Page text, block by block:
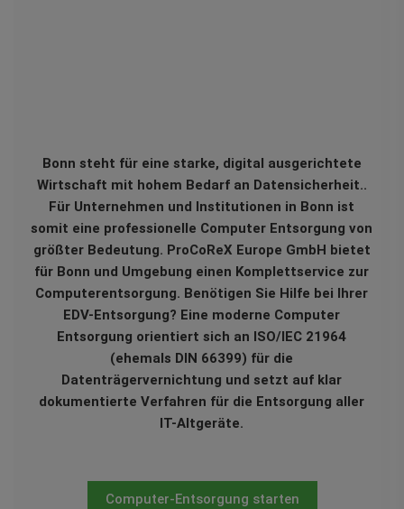
Bonn steht für eine starke, digital ausgerichtete
Wirtschaft mit hohem Bedarf an Datensicherheit..
Für Unternehmen und Institutionen in Bonn ist
somit eine professionelle Computer Entsorgung von
größter Bedeutung. ProCoReX Europe GmbH bietet
für Bonn und Umgebung einen Komplettservice zur
Computerentsorgung. Benötigen Sie Hilfe bei Ihrer
EDV-Entsorgung? Eine moderne Computer
Entsorgung orientiert sich an ISO/IEC 21964
(ehemals DIN 66399) für die
Datenträgervernichtung und setzt auf klar
dokumentierte Verfahren für die Entsorgung aller
IT-Altgeräte.
Computer-Entsorgung starten